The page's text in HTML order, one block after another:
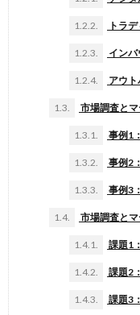
1.2.2. トラ
1.2.3. イン
1.2.4. アウ
1.3. 市場調査と
1.3.1. 事例1
1.3.2. 事例2
1.3.3. 事例3
1.4. 市場調査と
1.4.1. 課題1
1.4.2. 課題2
1.4.3. 課題3